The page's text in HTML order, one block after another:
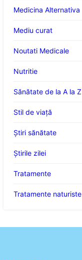
Medicina Alternativa
Mediu curat
Noutati Medicale
Nutritie
Sănătate de la A la Z
Stil de viaţă
Ştiri sănătate
Știrile zilei
Tratamente
Tratamente naturiste